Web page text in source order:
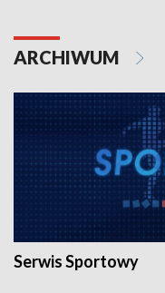
ARCHIWUM
Serwis Sportowy